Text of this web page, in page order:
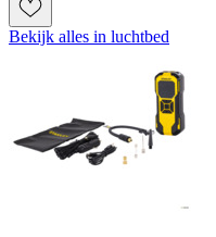
Bekijk alles in luchtbed